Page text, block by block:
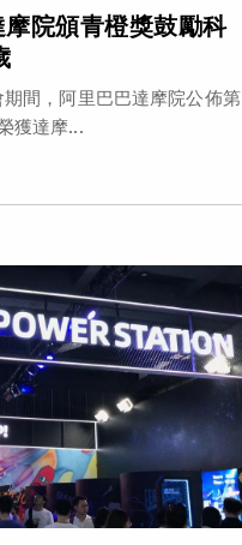
摩院頒青橙獎鼓勵科
間，阿里巴巴達摩院公佈第
獲達摩...